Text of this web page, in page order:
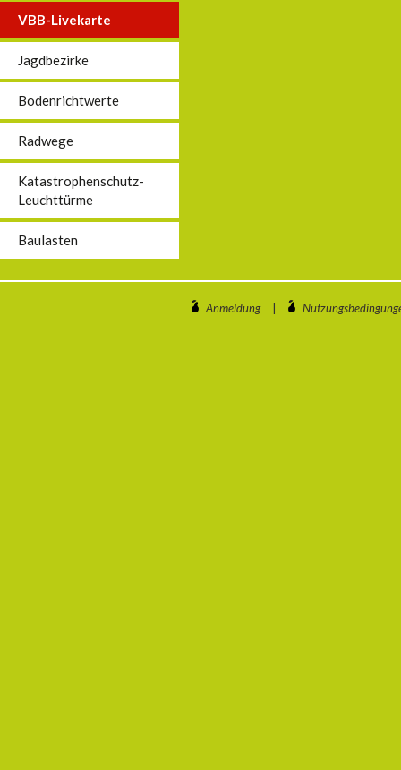
VBB-Livekarte
Jagdbezirke
Bodenrichtwerte
Radwege
Katastrophenschutz-
Leuchttürme
Baulasten
Anmeldung